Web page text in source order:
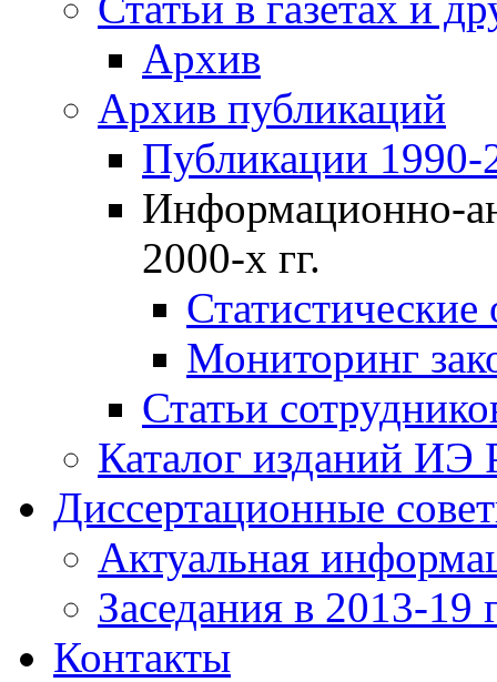
Архив
Архив публикаций
Публикации 1990-
Информационно-
2000-х гг.
Мониторинг
Статьи
Каталог изданий ИЭ
Диссертационные
Актуальная
Заседания в 2013-19
Контакты